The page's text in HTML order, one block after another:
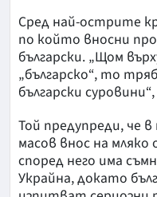
Сред най-острите
по който вносни
български. „Щом
„българско“, то
български
Той предупреди, че
масов внос на
според него има
Украйна, докато